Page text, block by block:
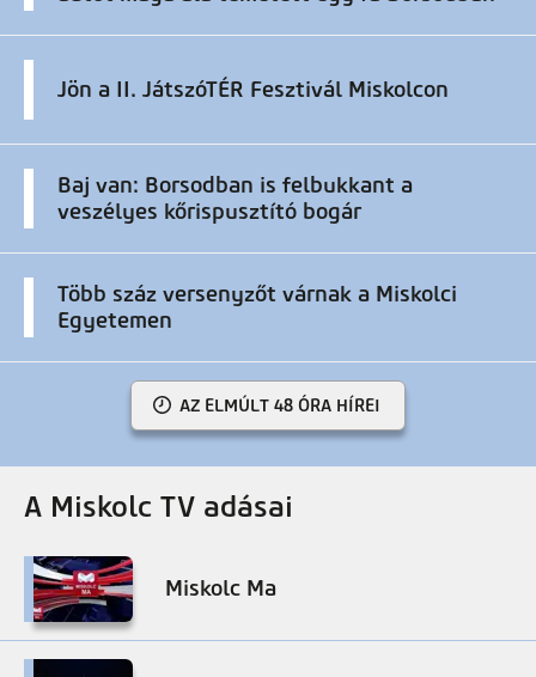
Jön a II. JátszóTÉR Fesztivál Miskolcon
Baj van: Borsodban is felbukkant a
veszélyes kőrispusztító bogár
Több száz versenyzőt várnak a Miskolci
Egyetemen
AZ ELMÚLT 48 ÓRA HÍREI
A Miskolc TV adásai
Miskolc Ma